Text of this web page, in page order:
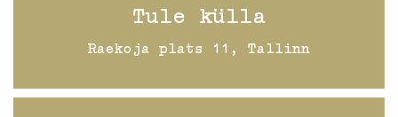
Tule külla
Raekoja plats 11, Tallinn